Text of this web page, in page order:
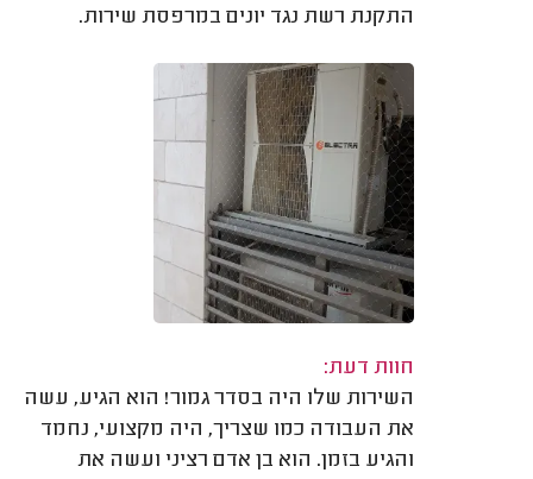
התקנת רשת נגד יונים במרפסת שירות.
חוות דעת:
השירות שלו היה בסדר גמור! הוא הגיע, עשה
את העבודה כמו שצריך, היה מקצועי, נחמד
והגיע בזמן. הוא בן אדם רציני ועשה את